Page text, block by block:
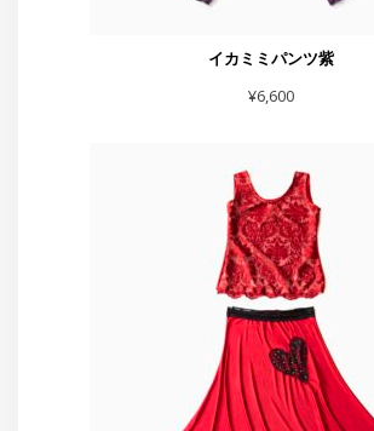
赤フレアーハート付きスカート
¥5,500